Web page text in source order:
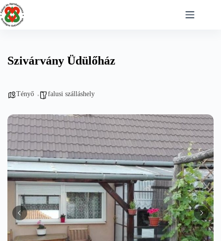
Skip
to
content
Szivárvány Üdülőház
Tényő falusi szálláshely